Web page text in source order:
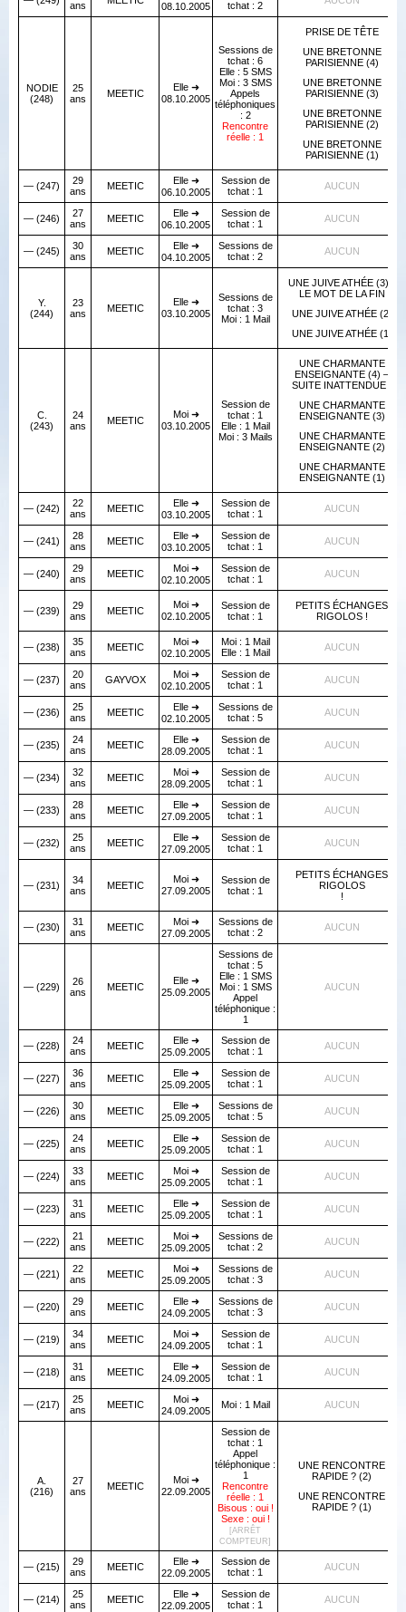
ans 08.10.2005 tchat : 2
NODIE
(248)
25
ans
MEETIC
Elle ➜
08.10.2005
Sessions de
tchat : 6
Elle : 5 SMS
Moi : 3 SMS
Appels
téléphoniques
: 2
Rencontre
réelle : 1
PRISE DE TÊTE
UNE BRETONNE
PARISIENNE (4)
UNE BRETONNE
PARISIENNE (3)
UNE BRETONNE
PARISIENNE (2)
UNE BRETONNE
PARISIENNE (1)
— (247)
29
ans
MEETIC
Elle ➜
06.10.2005
Session de
tchat : 1
AUCUN
— (246)
27
ans
MEETIC
Elle ➜
06.10.2005
Session de
tchat : 1
AUCUN
— (245)
30
ans
MEETIC
Elle ➜
04.10.2005
Sessions de
tchat : 2
AUCUN
Y.
(244)
23
ans
MEETIC
Elle ➜
03.10.2005
Sessions de
tchat : 3
Moi : 1 Mail
UNE JUIVE ATHÉE (3) -
LE MOT DE LA FIN
UNE JUIVE ATHÉE (2)
UNE JUIVE ATHÉE (1)
C.
(243)
24
ans
MEETIC
Moi ➜
03.10.2005
Session de
tchat : 1
Elle : 1 Mail
Moi : 3 Mails
UNE CHARMANTE
ENSEIGNANTE (4) –
SUITE INATTENDUE !
UNE CHARMANTE
ENSEIGNANTE (3)
UNE CHARMANTE
ENSEIGNANTE (2)
UNE CHARMANTE
ENSEIGNANTE (1)
— (242)
22
ans
MEETIC
Elle ➜
03.10.2005
Session de
tchat : 1
AUCUN
— (241)
28
ans
MEETIC
Elle ➜
03.10.2005
Session de
tchat : 1
AUCUN
— (240)
29
ans
MEETIC
Moi ➜
02.10.2005
Session de
tchat : 1
AUCUN
— (239)
29
ans
MEETIC
Moi ➜
02.10.2005
Session de
tchat : 1
PETITS ÉCHANGES
RIGOLOS !
— (238)
35
ans
MEETIC
Moi ➜
02.10.2005
Moi : 1 Mail
Elle : 1 Mail
AUCUN
— (237)
20
ans
GAYVOX
Moi ➜
02.10.2005
Session de
tchat : 1
AUCUN
— (236)
25
ans
MEETIC
Elle ➜
02.10.2005
Sessions de
tchat : 5
AUCUN
— (235)
24
ans
MEETIC
Elle ➜
28.09.2005
Session de
tchat : 1
AUCUN
— (234)
32
ans
MEETIC
Moi ➜
28.09.2005
Session de
tchat : 1
AUCUN
— (233)
28
ans
MEETIC
Elle ➜
27.09.2005
Session de
tchat : 1
AUCUN
— (232)
25
ans
MEETIC
Elle ➜
27.09.2005
Session de
tchat : 1
AUCUN
— (231)
34
ans
MEETIC
Moi ➜
27.09.2005
Session de
tchat : 1
PETITS ÉCHANGES
RIGOLOS
!
— (230)
31
ans
MEETIC
Moi ➜
27.09.2005
Sessions de
tchat : 2
AUCUN
— (229)
26
ans
MEETIC
Elle ➜
25.09.2005
Sessions de
tchat : 5
Elle : 1 SMS
Moi : 1 SMS
Appel
téléphonique :
1
AUCUN
— (228)
24
ans
MEETIC
Elle ➜
25.09.2005
Session de
tchat : 1
AUCUN
— (227)
36
ans
MEETIC
Elle ➜
25.09.2005
Session de
tchat : 1
AUCUN
— (226)
30
ans
MEETIC
Elle ➜
25.09.2005
Sessions de
tchat : 5
AUCUN
— (225)
24
ans
MEETIC
Elle ➜
25.09.2005
Session de
tchat : 1
AUCUN
— (224)
33
ans
MEETIC
Moi ➜
25.09.2005
Session de
tchat : 1
AUCUN
— (223)
31
ans
MEETIC
Elle ➜
25.09.2005
Session de
tchat : 1
AUCUN
— (222)
21
ans
MEETIC
Moi ➜
25.09.2005
Sessions de
tchat : 2
AUCUN
— (221)
22
ans
MEETIC
Moi ➜
25.09.2005
Sessions de
tchat : 3
AUCUN
— (220)
29
ans
MEETIC
Elle ➜
24.09.2005
Sessions de
tchat : 3
AUCUN
— (219)
34
ans
MEETIC
Moi ➜
24.09.2005
Session de
tchat : 1
AUCUN
— (218)
31
ans
MEETIC
Elle ➜
24.09.2005
Session de
tchat : 1
AUCUN
— (217)
25
ans
MEETIC
Moi ➜
24.09.2005
Moi : 1 Mail AUCUN
A.
(216)
27
ans
MEETIC
Moi ➜
22.09.2005
Session de
tchat : 1
Appel
téléphonique :
1
Rencontre
réelle : 1
Bisous : oui !
Sexe : oui !
[ARRÊT
COMPTEUR]
UNE RENCONTRE
RAPIDE ? (2)
UNE RENCONTRE
RAPIDE ? (1)
— (215)
29
ans
MEETIC
Elle ➜
22.09.2005
Session de
tchat : 1
AUCUN
— (214)
25
ans
MEETIC
Elle ➜
22.09.2005
Session de
tchat : 1
AUCUN